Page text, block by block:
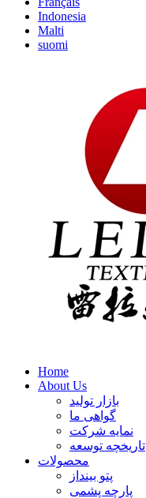
Indonesia
Malti
suomi
Home
About Us
بازار تولید
گواهی ما
نمایه شرکت
تاریخچه توسعه
محصولات
پتو بینداز
پارچه پشمی